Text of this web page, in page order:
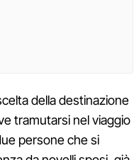
della destinazione
tramutarsi nel viaggio
persone che si